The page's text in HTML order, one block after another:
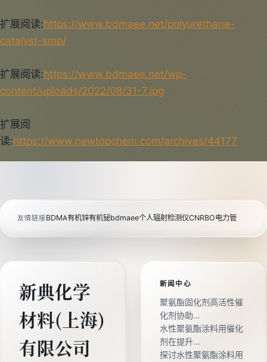
扩展阅读:https://www.bdmaee.net/polyurethane-
catalyst-smp/
扩展阅读:https://www.bdmaee.net/wp-
content/uploads/2022/08/31-7.jpg
扩展阅
读:https://www.newtopchem.com/archives/44177
友情链接BDMA有机锌有机铋bdmaee个人辐射检测仪CNRBO电力管
新典化学
材料(上海)
有限公司
新闻中心
聚氨酯固化剂高活性催
化剂协助…
水性聚氨酯涂料用催化
剂在提升…
探讨水性聚氨酯涂料用